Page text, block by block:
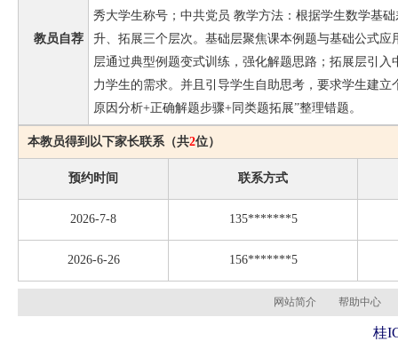
教员自荐
秀大学生称号；中共党员 教学方法：根据学生数学基
升、拓展三个层次。基础层聚焦课本例题与基础公式
层通过典型例题变式训练，强化解题思路；拓展层引
力学生的需求。并且引导学生自助思考，要求学生建立
原因分析+正确解题步骤+同类题拓展”整理错题。
本教员得到以下家长联系（共2位）
预约时间 联系方式
2026-7-8 135*******5
2026-6-26 156*******5
网站简介 帮助中心
桂